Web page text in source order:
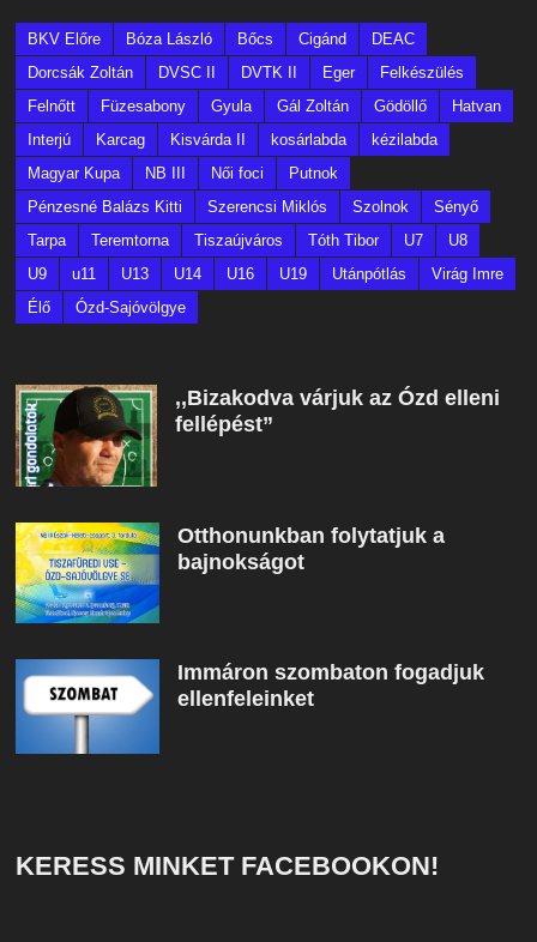
BKV Előre Bóza László Bőcs Cigánd
DEAC
Dorcsák Zoltán
DVSC II DVTK II Eger
Felkészülés
Felnőtt
Füzesabony Gyula Gál Zoltán Gödöllő
Hatvan
Interjú
Karcag Kisvárda II kosárlabda
kézilabda
Magyar Kupa
NB III Női foci
Putnok
Pénzesné Balázs Kitti
Szerencsi Miklós Szolnok
Sényő
Tarpa
Teremtorna Tiszaújváros Tóth Tibor U7
U8
U9
u11 U13 U14 U16 U19 Utánpótlás
Virág Imre
Élő
Ózd-Sajóvölgye
,,Bizakodva várjuk az Ózd elleni
fellépést”
Otthonunkban folytatjuk a
bajnokságot
Immáron szombaton fogadjuk
ellenfeleinket
KERESS MINKET FACEBOOKON!